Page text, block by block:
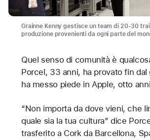
Grainne Kenny gestisce un team di 20-30
produzione provenienti da ogni parte del
Quel senso di comunità è
Porcel, 33 anni, ha provato fin dal
ha messo piede in Apple, otto
“Non importa da dove vieni, che
quale sia la tua cultura” dice
trasferito a Cork da Barcellona,